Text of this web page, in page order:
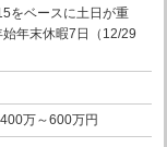
をベースに土日が重
年末休暇7日（12/29
万～600万円